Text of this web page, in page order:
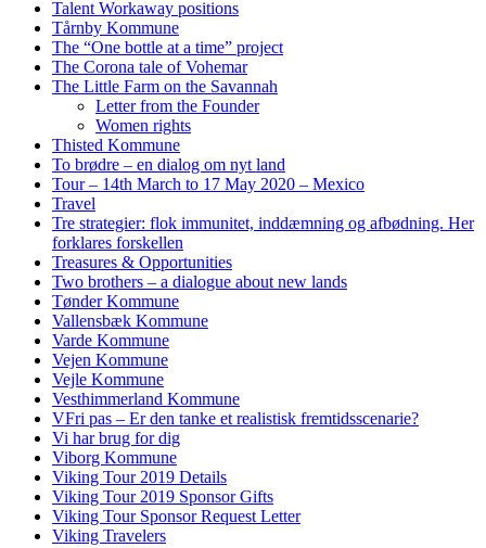
Talent Workaway positions
Tårnby Kommune
The “One bottle at a time” project
The Corona tale of Vohemar
The Little Farm on the Savannah
Letter from the Founder
Women rights
Thisted Kommune
To brødre – en dialog om nyt land
Tour – 14th March to 17 May 2020 – Mexico
Travel
Tre strategier: flok immunitet, inddæmning og afbødning. Her
forklares forskellen
Treasures & Opportunities
Two brothers – a dialogue about new lands
Tønder Kommune
Vallensbæk Kommune
Varde Kommune
Vejen Kommune
Vejle Kommune
Vesthimmerland Kommune
VFri pas – Er den tanke et realistisk fremtidsscenarie?
Vi har brug for dig
Viborg Kommune
Viking Tour 2019 Details
Viking Tour 2019 Sponsor Gifts
Viking Tour Sponsor Request Letter
Viking Travelers